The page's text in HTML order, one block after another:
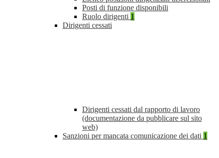
Posti di funzione disponibili
Ruolo dirigenti 1
Dirigenti cessati
Dirigenti cessati dal rapporto di lavoro
(documentazione da pubblicare sul sito
web)
Sanzioni per mancata comunicazione dei dati 1